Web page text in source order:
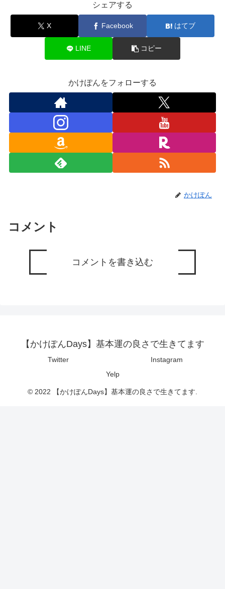
シェアする
X Facebook はてブ
LINE コピー
かけぽんをフォローする
かけぽん
コメント
コメントを書き込む
【かけぽんDays】基本運の良さで生きてます
Twitter
Instagram
Yelp
© 2022 【かけぽんDays】基本運の良さで生きてます.